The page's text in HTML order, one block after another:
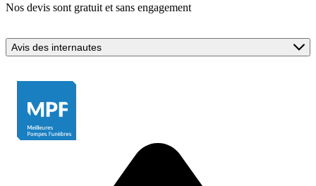
Nos devis sont gratuit et sans engagement
Avis des internautes